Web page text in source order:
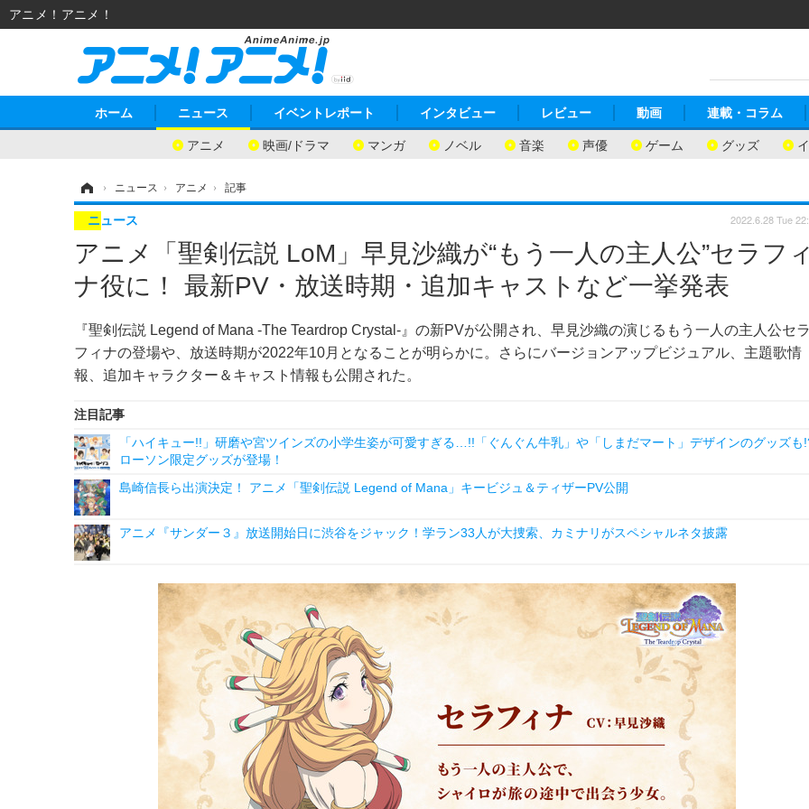
ホーム ニュース
アニメ 映画/ドラマ マンガ ノベル 音楽 声優 ゲーム グッズ
イベントレポート インタビュー レビュー 動画 連載・コラム
› ニュース › アニメ › 記事
アニメ「聖剣伝説 LoM」早見沙織が“もう一人の主人公”セラフ
ナ役に！ 最新PV・放送時期・追加キャストなど一挙発表
『聖剣伝説 Legend of Mana -The Teardrop Crystal-』の新PVが公開され、早見沙織の演じるもう一人の主人公セ
フィナの登場や、放送時期が2022年10月となることが明らかに。さらにバージョンアップビジュアル、主題歌情
報、追加キャラクター＆キャスト情報も公開された。
ニュース 2022.6.28 Tue
注目記事
「ハイキュー!!」研磨や宮ツインズの小学生姿が可愛すぎる…!!「ぐんぐん牛乳」や「しまだマート」デザインのグッズも
ローソン限定グッズが登場！
島崎信長ら出演決定！ アニメ「聖剣伝説 Legend of Mana」キービジュ＆ティザーPV公開
アニメ『サンダー３』放送開始日に渋谷をジャック！学ラン33人が大捜索、カミナリがスペシャルネタ披露
アニメ！アニメ！